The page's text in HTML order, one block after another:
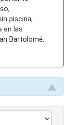
piscina,
en las
Bartolomé,